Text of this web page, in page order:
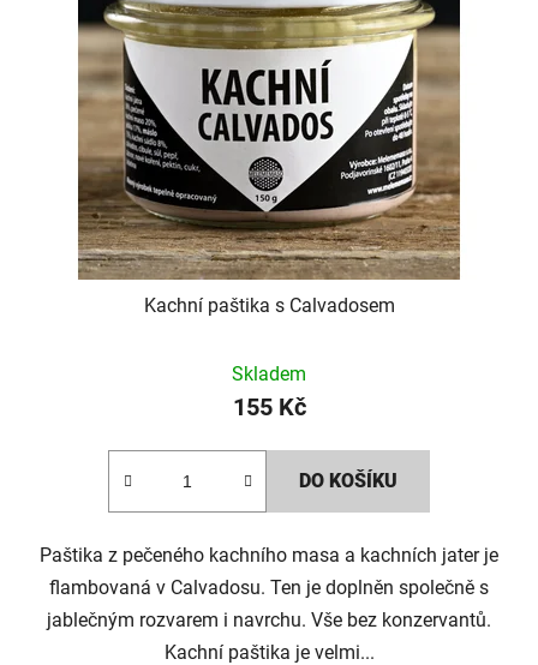
Kachní paštika s Calvadosem
Skladem
155 Kč
DO KOŠÍKU
Paštika z pečeného kachního masa a kachních jater je
flambovaná v Calvadosu. Ten je doplněn společně s
jablečným rozvarem i navrchu. Vše bez konzervantů.
Kachní paštika je velmi...